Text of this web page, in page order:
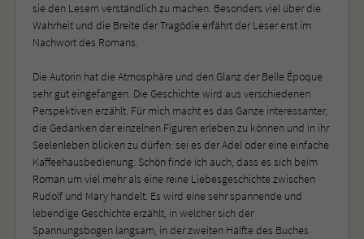
sie den Lesern verständlich zu machen. Besonders viel über die
Wahrheit und die Breite der Tragödie erfährt der Leser erst im
Nachwort des Romans.
Die Autorin hat die Atmosphäre und den Glanz der Belle Époque
sehr gut eingefangen. Die Geschichte wird aus verschiedenen
Perspektiven erzählt. Für mich macht es das Ganze interessanter,
die Gedanken der einzelnen Figuren erleben zu können und in ihr
Seelenleben blicken zu dürfen: sei es der Adel oder eine einfache
Kaffeehausbedienung. Schön finde ich auch, dass es sich beim
Roman um viel mehr als eine reine Liebesgeschichte zwischen
Rudolf und Mary handelt. Es wird eine sehr spannende und
lebendige Geschichte erzählt, in welcher sich der
Spannungsbogen langsam, in der zweiten Hälfte des Buches